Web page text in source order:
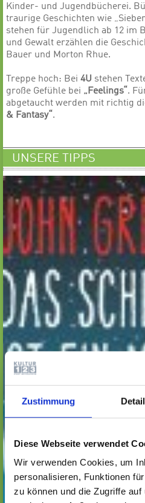
Zustimmung
Diese Webseite verwendet
Wir verwenden Cookies, um
personalisieren, Funktionen
zu können und die Zugriffe
Kinder- und Jugendbücherei.
traurige Geschichten wie
stehen für Jugendlich ab 12 im
und Gewalt erzählen die
Bauer und Morton Rhue.
Treppe hoch: Bei 4U stehen
große Gefühle bei „Feelings“ .
abgetaucht werden mit richtig
& Fantasy“ .
UNSERE TIPPS